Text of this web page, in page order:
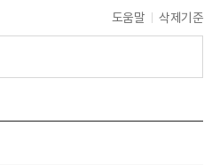
도움말 삭제기준